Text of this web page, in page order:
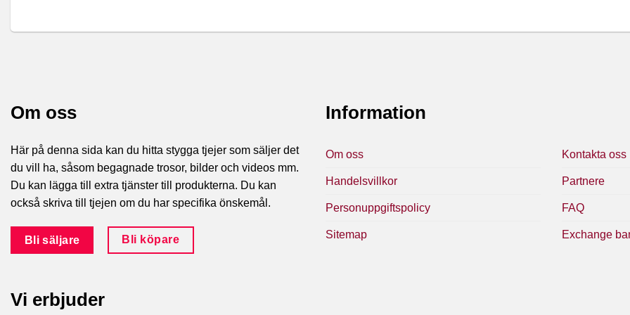
Om oss
Här på denna sida kan du hitta stygga tjejer som säljer det
du vill ha, såsom begagnade trosor, bilder och videos mm.
Du kan lägga till extra tjänster till produkterna. Du kan
också skriva till tjejen om du har specifika önskemål.
Bli säljare Bli köpare
Information
Om oss
Handelsvillkor
Personuppgiftspolicy
Sitemap
Kontakta oss
Partnere
FAQ
Exchange
Vi erbjuder